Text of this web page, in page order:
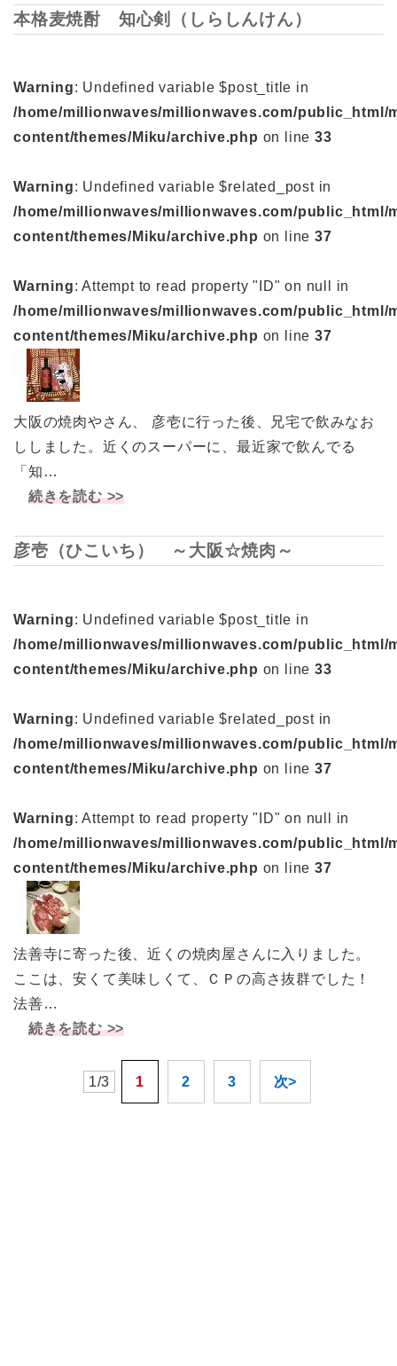
本格麦焼酎 知心剣（しらしんけん）
Warning: Undefined variable $post_title in
/home/millionwaves/millionwaves.com/public_html/
content/themes/Miku/archive.php on line33
Warning: Undefined variable $related_post in
/home/millionwaves/millionwaves.com/public_html/
content/themes/Miku/archive.php on line37
Warning: Attempt to read property "ID" on null in
/home/millionwaves/millionwaves.com/public_html/
content/themes/Miku/archive.php on line37
大阪の焼肉やさん、 彦壱に行った後、兄宅で飲みなお
ししました。近くのスーパーに、最近家で飲んでる
「知…
続きを読む >>
彦壱（ひこいち） ～大阪☆焼肉～
Warning: Undefined variable $post_title in
/home/millionwaves/millionwaves.com/public_html/
content/themes/Miku/archive.php on line33
Warning: Undefined variable $related_post in
/home/millionwaves/millionwaves.com/public_html/
content/themes/Miku/archive.php on line37
Warning: Attempt to read property "ID" on null in
/home/millionwaves/millionwaves.com/public_html/
content/themes/Miku/archive.php on line37
法善寺に寄った後、近くの焼肉屋さんに入りました。
ここは、安くて美味しくて、ＣＰの高さ抜群でした！
法善…
続きを読む >>
1/3 1 2 3 次>